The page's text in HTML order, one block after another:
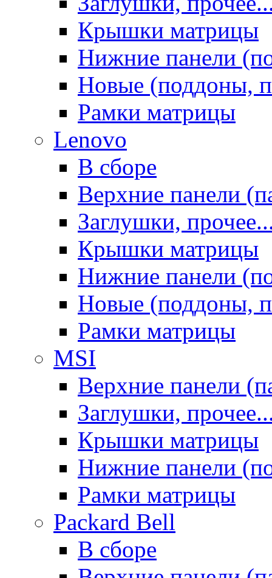
Крышки матрицы
Нижние панели
Новые (поддоны,
Рамки матрицы
Lenovo
В сборе
Верхние панели
Заглушки,
Крышки матрицы
Нижние панели
Новые (поддоны,
Рамки матрицы
MSI
Верхние панели
Заглушки,
Крышки матрицы
Нижние панели
Рамки матрицы
Packard Bell
В сборе